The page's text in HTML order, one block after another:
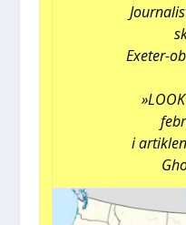
Exe­ter-
i